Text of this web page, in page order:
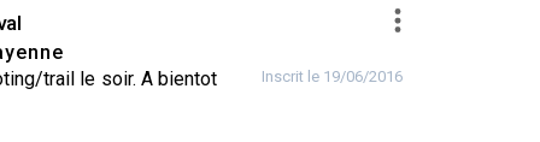
trail le soir. A bientot
Inscrit le 19/06/2016